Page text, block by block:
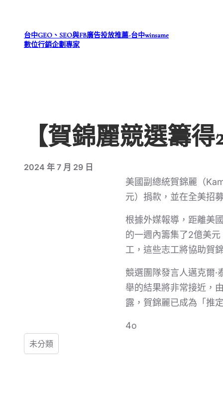
台中GEO、SEO與FB廣告投放推薦-台中winsame
數位行銷企劃專家
【賀錦麗競選籌
2024 年 7 月 29 日
美國副總統賀錦麗（
元）捐款，並在全美招
根據外媒報導，距離美
的一週內籌集了2億美
工，這些志工將協助賀
競選團隊發言人邁克爾
舉的結果將非常接近，
露，賀錦麗已成為「推
4o
未分類